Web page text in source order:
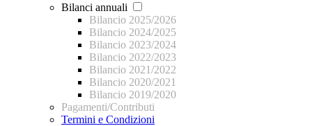
Bilanci annuali
Bilancio 2025/2026
Bilancio 2024/2025
Bilancio 2023/2024
Bilancio 2022/2023
Bilancio 2021/2022
Bilancio 2020/2021
Bilancio 2019/2020
Pagamenti/Contributi
Termini e Condizioni